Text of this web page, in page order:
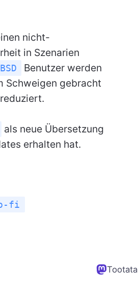
nicht-
in Szenarien
Benutzer werden
Schweigen gebracht
als neue Übersetzung
erhalten hat.
fi
Tootata